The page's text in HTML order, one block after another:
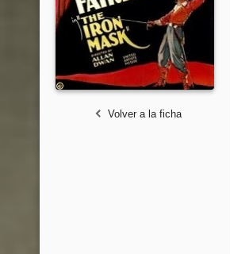
Volver a la ficha